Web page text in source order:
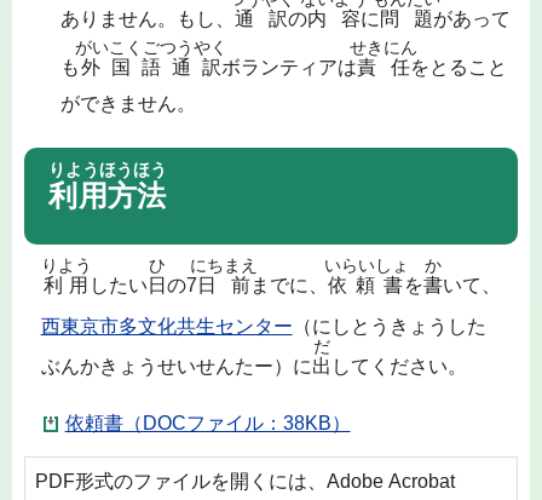
ありません。もし、 通訳の内容に 問題があって
も外国語通訳
がいこくごつうやく
ボランティアは責任
せきにん
をとること
ができません。
利用方法
りようほうほう
利用
りよう
したい 日
ひ
の7 日前
にちまえ
までに、 依頼書
いらいしょ
を書
か
いて、
西東京市多文化共生センター （にしとうきょうした
ぶんかきょうせいせんたー）に出
だ
してください。
依頼書（DOCファイル：38KB）
PDF形式のファイルを開くには、Adobe Acrobat